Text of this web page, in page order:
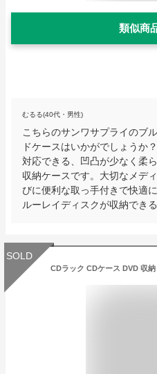
類似商
むるる(40代・男性)
こちらのサンワサプライのブ
ドケースはいかがでしょうか
対応できる、凹凸が少なく柔
収納ケースです。大切なメデ
びに便利な取っ手付きで快適
ルーレイディスクが収納でき
SOLD